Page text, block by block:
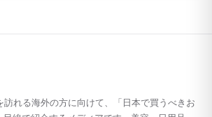
訪れる海外の方に向けて、「日本で買うべきお